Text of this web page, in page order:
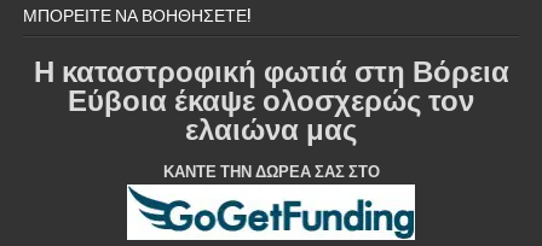
ΜΠΟΡΕΙΤΕ ΝΑ ΒΟΗΘΗΣΕΤΕ!
Η καταστροφική φωτιά στη Βόρεια
Εύβοια έκαψε ολοσχερώς τον
ελαιώνα μας
ΚΑΝΤΕ ΤΗΝ ΔΩΡΕΑ ΣΑΣ ΣΤΟ